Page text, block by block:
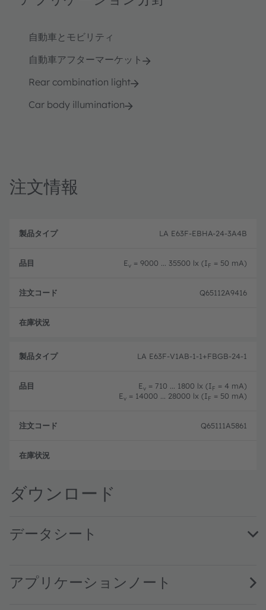
自動車とモビリティ
自動車アフターマーケット
Rear combination light
Car body illumination
注文情報
品
プ
品
LA E63F-EBHA-24-3A4B
Ev = 9000 ... 35500 lx (IF = 50 mA)
Q65112A9416
LA E63F-V1AB-1-1+FBGB-24-1
Ev = 710 ... 1800 lx (IF = 4 mA)
Ev = 14000 ... 28000 lx (IF = 50 mA)
Q65111A5861
ダウンロード
データシート
アプリケーションノート